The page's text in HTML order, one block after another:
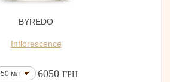
BYREDO
Inflorescence
50 мл 6050 ГРН